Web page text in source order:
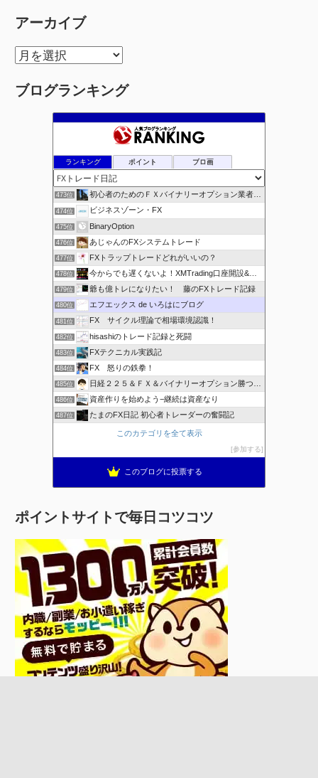
アーカイブ
ア
カ
ブログランキング
ランキング ポイント ブロ画
473位 初心者のためのＦＸバイナリーオプション業者比較.com
474位 ビジネスゾーン・FX
475位 BinaryOption
476位 あじゃんのFXシステムトレード
477位 FXトラップトレードどれがいいの？
478位 今からでも遅くないよ！XMTrading口座開設&攻略ブログ
479位 爺も億トレになりたい！ 藤のFXトレード記録
480位 エフエックス de いろはにブログ
481位 FX サイクル理論で相場環境認識！
482位 hisashiのトレード記録と死闘
483位 FXテクニカル実践記
484位 FX 怒りの鉄拳！
485位 日経２２５＆ＦＸ＆バイナリーオプション勝つための
486位 資産作りを始めよう−継続は資産なり
487位 たまのFX日記 初心者トレーダーの奮闘記
このカテゴリを全て表示
参加する
このブログに投票する
ポイントサイトで毎日コツコツ